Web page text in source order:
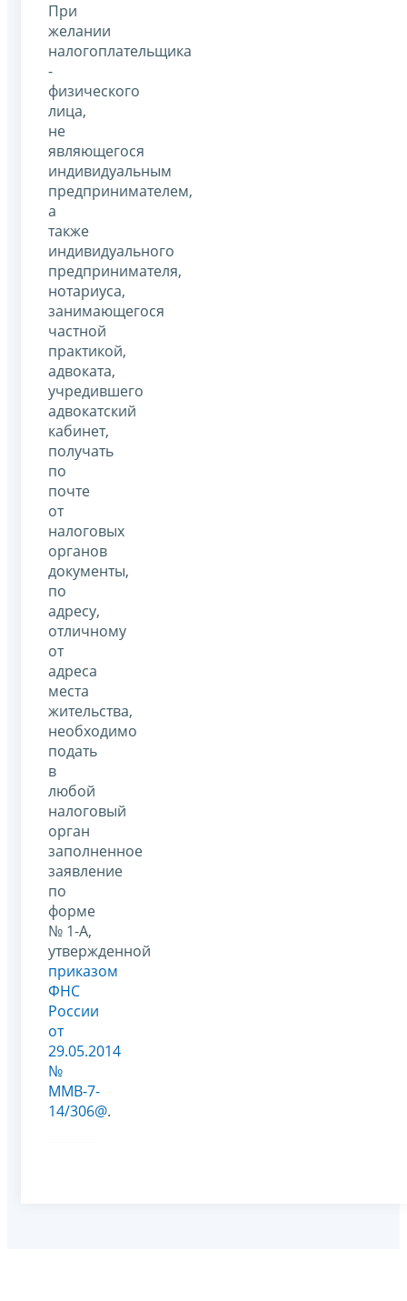
При
желании
налогоплательщика
-
физического
лица,
не
являющегося
индивидуальным
предпринимателем,
а
также
индивидуального
предпринимателя,
нотариуса,
занимающегося
частной
практикой,
адвоката,
учредившего
адвокатский
кабинет,
получать
по
почте
от
налоговых
органов
документы,
по
адресу,
отличному
от
адреса
места
жительства,
необходимо
подать
в
любой
налоговый
орган
заполненное
заявление
по
форме
№ 1-А,
утвержденной
приказом
ФНС
России
от
29.05.2014
№
ММВ-7-
14/306@.